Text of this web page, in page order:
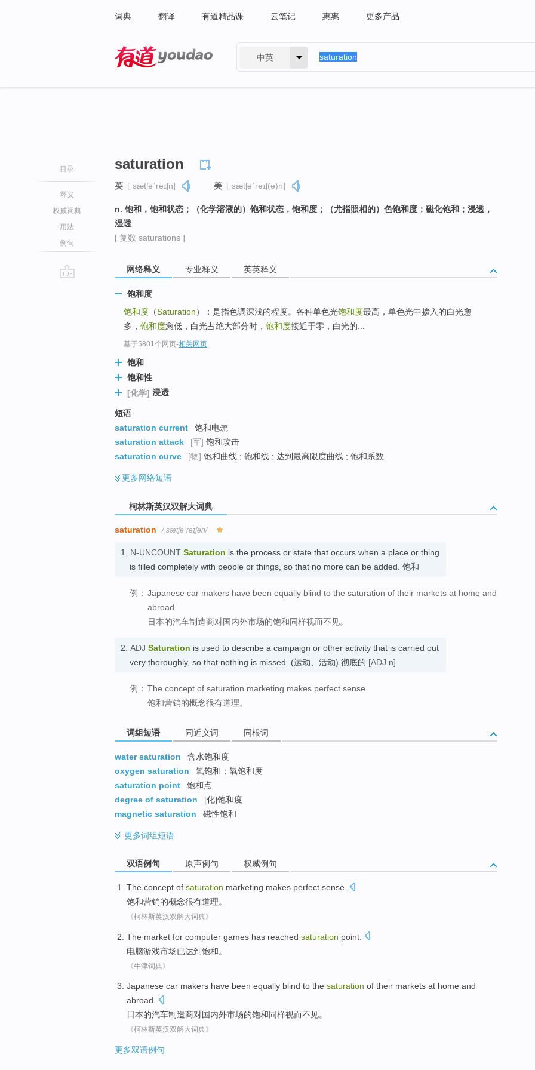
词典 翻译 有道精品课 云笔记 惠惠 更多产品
中英
目录
释义
权威词典
用法
例句
saturation
英 [ˌsætʃəˈreɪʃn] 美 [ˌsætʃəˈreɪʃ(ə)n]
n. 饱和，饱和状态；（化学溶液的）饱和状态，饱和度；（尤指照相的）色饱和度；磁化饱和；浸透，
湿透
[ 复数 saturations ]
网络释义 专业释义 英英释义
饱和度
饱和度 （Saturation）：是指色调深浅的程度。各种单色光饱和度最高，单色光中掺入的白光愈
多， 饱和度愈低，白光占绝大部分时， 饱和度接近于零，白光的...
基于5801个网页-相关网页
饱和
饱和性
[化学] 浸透
短语
saturation current
饱和电流
saturation attack
[军] 饱和攻击
saturation curve
[物] 饱和曲线 ; 饱和线 ; 达到最高限度曲线 ; 饱和系数
更多网络短语
柯林斯英汉双解大词典
saturation /ˌsætʃəˈreɪʃən/
1. N-UNCOUNT Saturation is the process or state that occurs when a place or thing
is filled completely with people or things, so that no more can be added. 饱和
例： Japanese car makers have been equally blind to the saturation of their markets at home and
abroad.
日本的汽车制造商对国内外市场的饱和同样视而不见。
2. ADJ Saturation is used to describe a campaign or other activity that is carried out
very thoroughly, so that nothing is missed. (运动、活动) 彻底的 [ADJ n]
例： The concept of saturation marketing makes perfect sense.
饱和营销的概念很有道理。
词组短语 同近义词 同根词
water saturation
含水饱和度
oxygen saturation
氧饱和；氧饱和度
saturation point
饱和点
degree of saturation
[化]饱和度
magnetic saturation
磁性饱和
更多词组短语
双语例句 原声例句 权威例句
The concept of saturation marketing makes perfect sense
饱和营销的概念很有道理。
《柯林斯英汉双解大词典》
The market for computer games has reached saturation point
电脑游戏市场已达到饱和。
《牛津词典》
Japanese car makers have been equally blind to the saturation of their markets at home and
abroad.
日本的汽车制造商对国内外市场的饱和同样视而不见。
《柯林斯英汉双解大词典》
更多双语例句